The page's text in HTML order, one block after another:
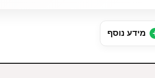
מידע נוסף